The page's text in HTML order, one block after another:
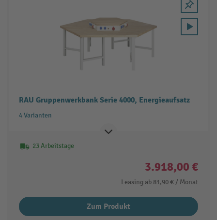
RAU Gruppenwerkbank Serie 4000, Energieaufsatz
4 Varianten
23 Arbeitstage
3.918,00 €
Leasing ab 81,90 € / Monat
Zum Produkt